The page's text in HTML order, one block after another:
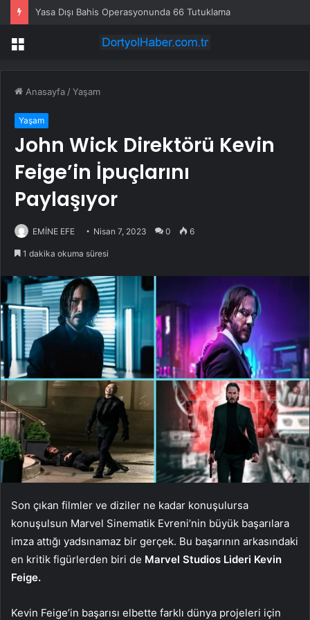
Yasa Dışı Bahis Operasyonunda 66 Tutuklama
Menü
Anasayfa /Yaşam
Yaşam
John Wick Direktörü Kevin
Feige’in İpuçlarını
Paylaşıyor
EMİNE EFE Nisan 7, 2023 0 6
1 dakika okuma süresi
Son çıkan filmler ve diziler ne kadar konuşulursa
konuşulsun Marvel Sinematik Evreni’nin büyük başarılara
imza attığı yadsınamaz bir gerçek. Bu başarının arkasındaki
en kritik figürlerden biri de Marvel Studios Lideri Kevin
Feige.
Kevin Feige’in başarısı elbette farklı dünya projeleri için